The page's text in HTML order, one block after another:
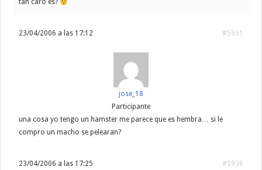
tan caro es?
23/04/2006 a las 17:12 #5931
jose_18
Participante
una cosa yo tengo un hamster me parece que es hembra… si le
compro un macho se pelearan?
23/04/2006 a las 17:25 #5936